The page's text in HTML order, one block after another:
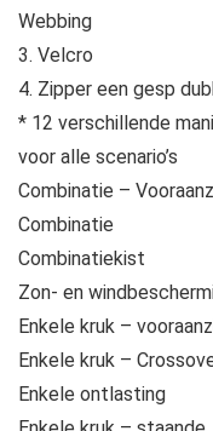
Webbing
3. Velcro
4. Zipper een gesp
* 12 verschillende
voor alle scenario’s
Combinatie –
Combinatie
Combinatiekist
Zon- en
Enkele kruk –
Enkele kruk –
Enkele ontlasting